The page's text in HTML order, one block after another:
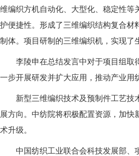
维编织方机自动化、大型化、稳定性
护便捷性。形成了三维编织结构复合
制体。项目研制的三维编织机，实现了
李陵申在总结发言中对于项目组取得
一步开展研发并扩大应用，推动产业用
新型三维编织技术及预制件工艺技术
展方向。中纺院将积极配置资源，加
术升级。
中国纺织工业联合会科技发展部、项